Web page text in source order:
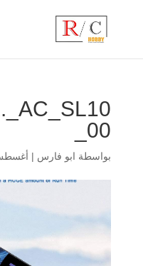
00_
بواسطة ابو فارس | أغسطس 11,